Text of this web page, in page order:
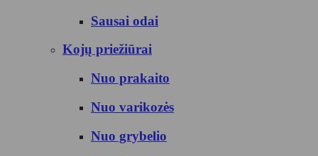
Sausai odai
Kojų priežiūrai
Nuo prakaito
Nuo varikozės
Nuo grybelio